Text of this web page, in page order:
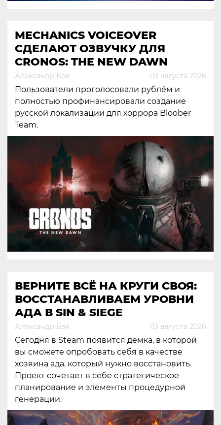
MECHANICS VOICEOVER
СДЕЛАЮТ ОЗВУЧКУ ДЛЯ
CRONOS: THE NEW DAWN
Александр Бэй 03 августа 2026
Пользователи проголосовали рублём и
полностью профинансировали создание
русской локализации для хоррора Bloober
Team.
ВЕРНИТЕ ВСЁ НА КРУГИ СВОЯ:
ВОССТАНАВЛИВАЕМ УРОВНИ
АДА В SIN & SIEGE
Александр Бэй 03 августа 2026
Сегодня в Steam появится демка, в которой
вы сможете опробовать себя в качестве
хозяина ада, который нужно восстановить.
Проект сочетает в себе стратегическое
планирование и элементы процедурной
генерации.